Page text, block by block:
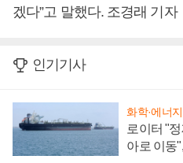
겠다”고 말했다. 조경래 기자
인기기사
화학·에너지
로이터 "
아로 이동